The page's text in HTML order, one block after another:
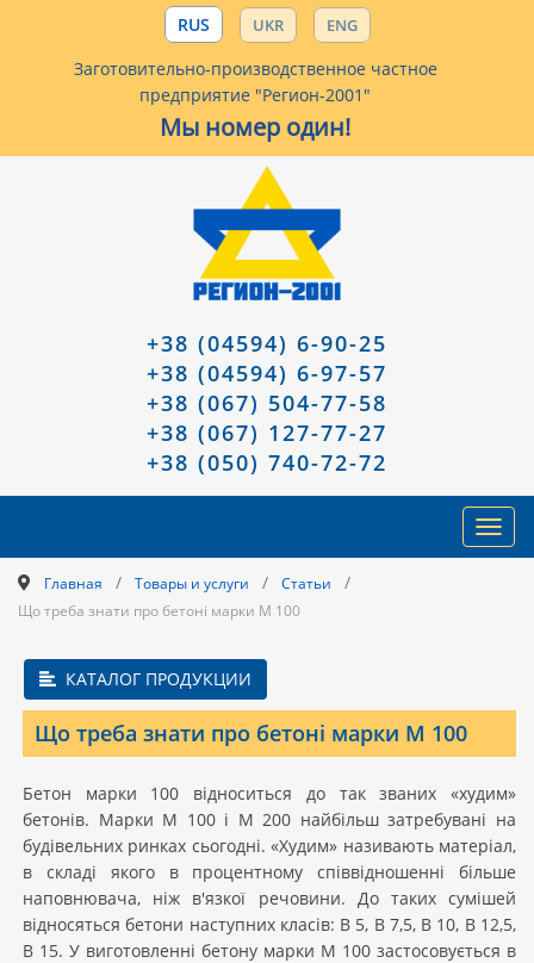
RUS UKR ENG
Заготовительно-производственное частное
предприятие "Регион-2001"
Мы номер один!
+38 (04594) 6-90-25
+38 (04594) 6-97-57
+38 (067) 504-77-58
+38 (067) 127-77-27
+38 (050) 740-72-72
Главная / Товары и услуги / Статьи /
Що треба знати про бетоні марки М 100
КАТАЛОГ ПРОДУКЦИИ
Що треба знати про бетоні марки М 100
Бетон марки 100 відноситься до так званих «худим»
бетонів. Марки М 100 і М 200 найбільш затребувані на
будівельних ринках сьогодні. «Худим» називають матеріал,
в складі якого в процентному співвідношенні більше
наповнювача, ніж в'язкої речовини. До таких сумішей
відносяться бетони наступних класів: В 5, В 7,5, В 10, В 12,5,
В 15. У виготовленні бетону марки М 100 застосовується в